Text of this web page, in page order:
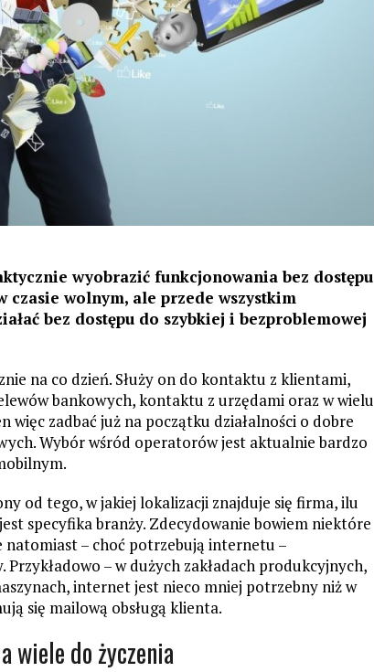
wyobrazić funkcjonowania bez dostępu
wolnym, ale przede wszystkim
bez dostępu do szybkiej i bezproblemowej
na co dzień. Służy on do kontaktu z klientami,
bankowych, kontaktu z urzędami oraz w wielu
więc zadbać już na początku działalności o dobre
Wybór wśród operatorów jest aktualnie bardzo
od tego, w jakiej lokalizacji znajduje się firma, ilu
specyfika branży. Zdecydowanie bowiem niektóre
natomiast – choć potrzebują internetu –
– w dużych zakładach produkcyjnych,
internet jest nieco mniej potrzebny niż w
się mailową obsługą klienta.
wiele do życzenia